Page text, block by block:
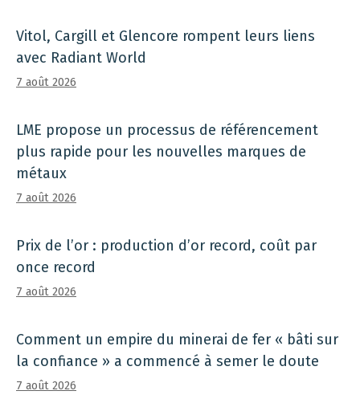
Vitol, Cargill et Glencore rompent leurs liens
avec Radiant World
7 août 2026
LME propose un processus de référencement
plus rapide pour les nouvelles marques de
métaux
7 août 2026
Prix ​​de l’or : production d’or record, coût par
once record
7 août 2026
Comment un empire du minerai de fer « bâti sur
la confiance » a commencé à semer le doute
7 août 2026